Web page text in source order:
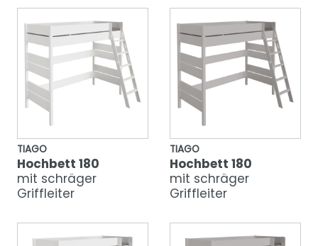
TIAGO
Hochbett 180
mit schräger
Griffleiter
TIAGO
Hochbett 180
mit schräger
Griffleiter